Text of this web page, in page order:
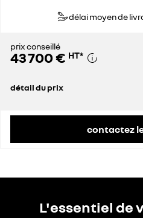
délai moyen de
prix conseillé
43 700 € HT*
détail du prix
contactez
L'essentiel de